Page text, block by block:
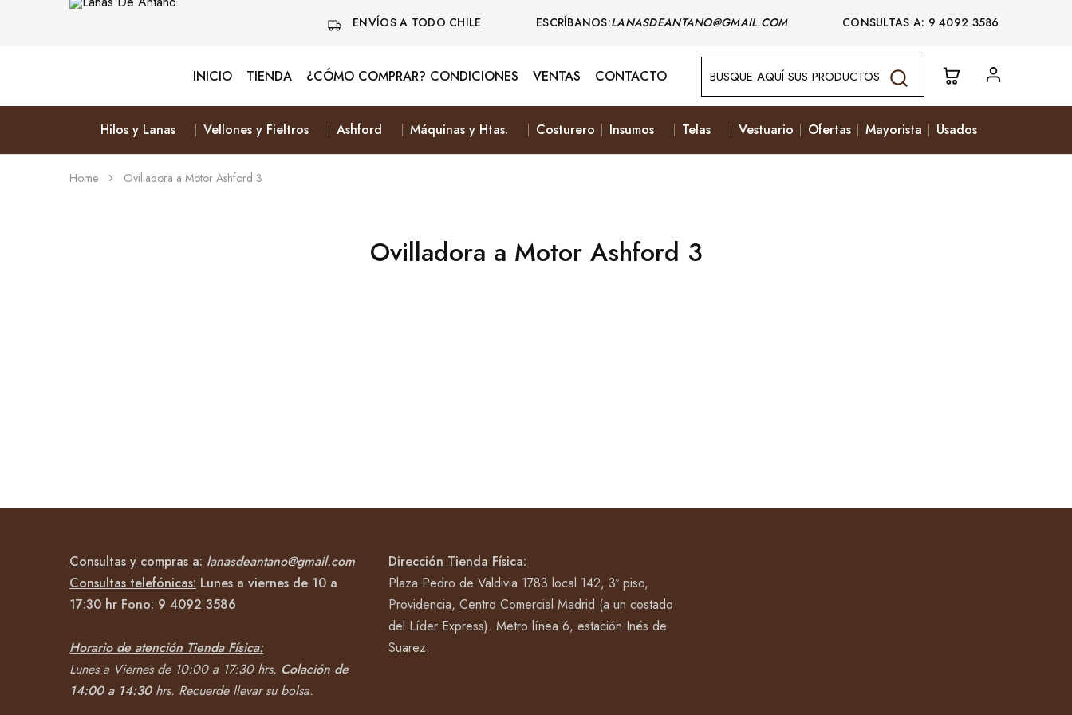
ENVÍOS A TODO CHILE ESCRÍBANOS:LANASDEANTANO@GMAIL.COM CONSULTAS A: 9 4092 3586
Antaño
&
INICIO TIENDA ¿CÓMO COMPRAR? CONDICIONES VENTAS CONTACTO
Hilos y Lanas Vellones y Fieltros Ashford Máquinas y Htas. Costurero Insumos Telas Vestuario Ofertas Mayorista Usados
Home Ovilladora a Motor Ashford 3
Ovilladora a Motor Ashford 3
Consultas y compras a: lanasdeantano@gmail.com
Consultas telefónicas: Lunes a viernes de 10 a
17:30 hr Fono: 9 4092 3586
Horario de atención Tienda Física:
Lunes a Viernes de 10:00 a 17:30 hrs, Colación de
14:00 a 14:30hrs. Recuerde llevar su bolsa.
Dirección Tienda Física:
Plaza Pedro de Valdivia 1783 local 142, 3º piso,
Providencia, Centro Comercial Madrid (a un costado
del Líder Express). Metro línea 6, estación Inés de
Suarez.